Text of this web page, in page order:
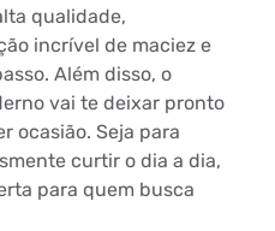
qualidade,
incrível de maciez e
Além disso, o
vai te deixar pronto
ocasião. Seja para
curtir o dia a dia,
para quem busca